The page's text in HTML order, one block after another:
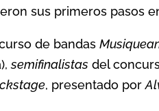
sus primeros pasos
de bandas
semifinalistas del
, presentado por